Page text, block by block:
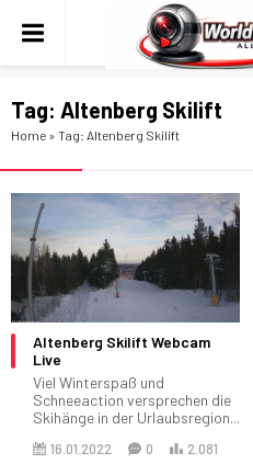
Tag: Altenberg Skilift
Home » Tag: Altenberg Skilift
Altenberg Skilift Webcam
Live
Viel Winterspaß und
Schneeaction versprechen die
Skihänge in der Urlaubsregion...
16.01.2022 0 2.081